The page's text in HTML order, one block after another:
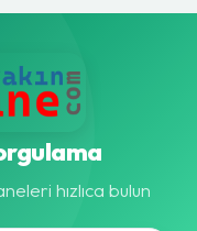
hızlıca bulun